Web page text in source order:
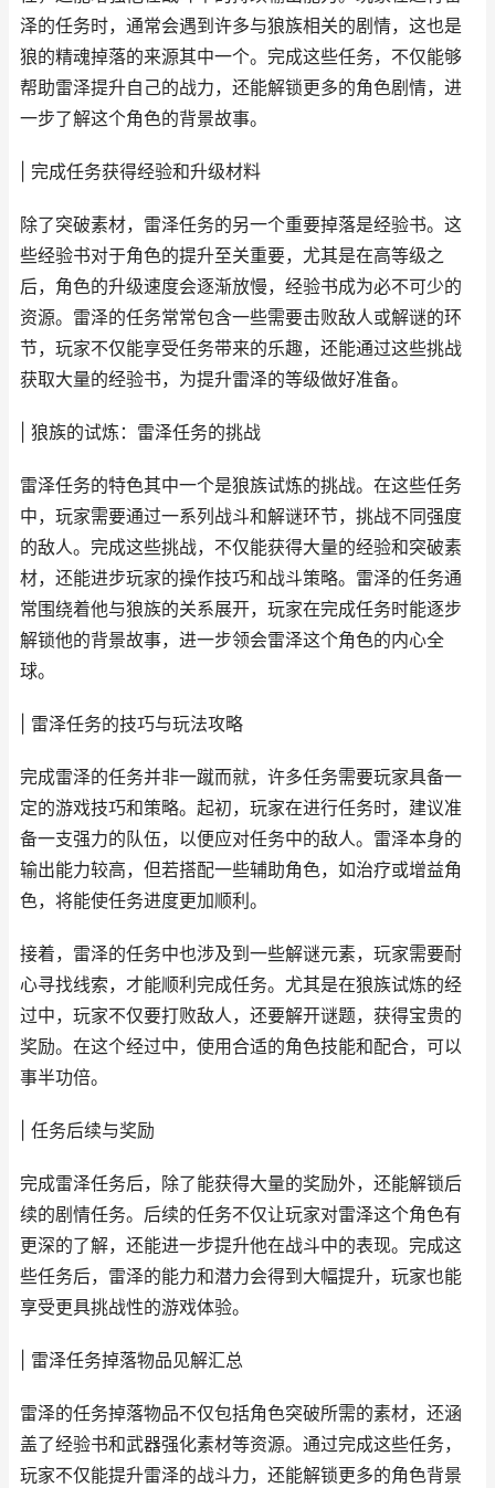
泽的任务时，通常会遇到许多与狼族相关的剧情，这也是
狼的精魂掉落的来源其中一个。完成这些任务，不仅能够
帮助雷泽提升自己的战力，还能解锁更多的角色剧情，进
一步了解这个角色的背景故事。
| 完成任务获得经验和升级材料
除了突破素材，雷泽任务的另一个重要掉落是经验书。这
些经验书对于角色的提升至关重要，尤其是在高等级之
后，角色的升级速度会逐渐放慢，经验书成为必不可少的
资源。雷泽的任务常常包含一些需要击败敌人或解谜的环
节，玩家不仅能享受任务带来的乐趣，还能通过这些挑战
获取大量的经验书，为提升雷泽的等级做好准备。
| 狼族的试炼：雷泽任务的挑战
雷泽任务的特色其中一个是狼族试炼的挑战。在这些任务
中，玩家需要通过一系列战斗和解谜环节，挑战不同强度
的敌人。完成这些挑战，不仅能获得大量的经验和突破素
材，还能进步玩家的操作技巧和战斗策略。雷泽的任务通
常围绕着他与狼族的关系展开，玩家在完成任务时能逐步
解锁他的背景故事，进一步领会雷泽这个角色的内心全
球。
| 雷泽任务的技巧与玩法攻略
完成雷泽的任务并非一蹴而就，许多任务需要玩家具备一
定的游戏技巧和策略。起初，玩家在进行任务时，建议准
备一支强力的队伍，以便应对任务中的敌人。雷泽本身的
输出能力较高，但若搭配一些辅助角色，如治疗或增益角
色，将能使任务进度更加顺利。
接着，雷泽的任务中也涉及到一些解谜元素，玩家需要耐
心寻找线索，才能顺利完成任务。尤其是在狼族试炼的经
过中，玩家不仅要打败敌人，还要解开谜题，获得宝贵的
奖励。在这个经过中，使用合适的角色技能和配合，可以
事半功倍。
| 任务后续与奖励
完成雷泽任务后，除了能获得大量的奖励外，还能解锁后
续的剧情任务。后续的任务不仅让玩家对雷泽这个角色有
更深的了解，还能进一步提升他在战斗中的表现。完成这
些任务后，雷泽的能力和潜力会得到大幅提升，玩家也能
享受更具挑战性的游戏体验。
| 雷泽任务掉落物品见解汇总
雷泽的任务掉落物品不仅包括角色突破所需的素材，还涵
盖了经验书和武器强化素材等资源。通过完成这些任务，
玩家不仅能提升雷泽的战斗力，还能解锁更多的角色背景